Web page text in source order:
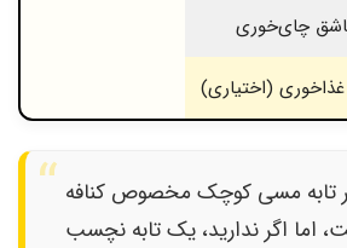
تابه مسی کوچک مخصوص کنافه
اما اگر ندارید، یک تابه نچسب